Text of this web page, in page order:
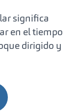
significa
en el tiempo
dirigido y